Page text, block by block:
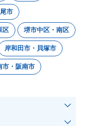
市
区 堺市中区・南区
岸和田市・貝塚市
市・阪南市